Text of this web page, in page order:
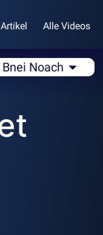
Alle Videos
Bnei Noach